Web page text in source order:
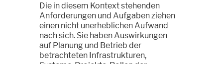
Die in diesem Kontext stehenden
Anforderungen und Aufgaben ziehen
einen nicht unerheblichen Aufwand
nach sich. Sie haben Auswirkungen
auf Planung und Betrieb der
betrachteten Infrastrukturen,